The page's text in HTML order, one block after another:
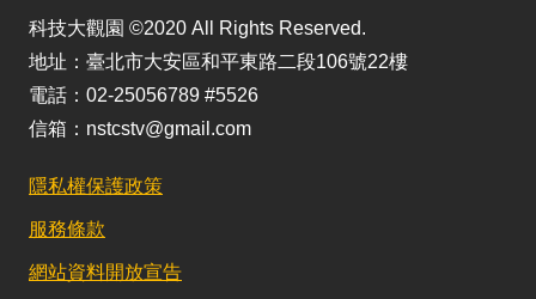
科技大觀園 ©2020 All Rights Reserved.
地址：臺北市大安區和平東路二段106號22樓
電話：02-25056789 #5526
信箱：nstcstv@gmail.com
隱私權保護政策
服務條款
網站資料開放宣告